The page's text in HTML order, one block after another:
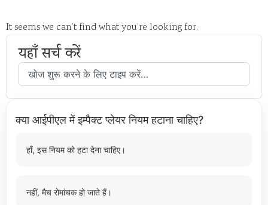
It seems we can’t find what you’re looking for.
यहाँ सर्च करें
क्या आईपीएल में इम्पैक्ट प्लेयर नियम हटाना चाहिए?
हाँ, इस नियम को हटा देना चाहिए।
नहीं, मैच रोमांचक हो जाते हैं।